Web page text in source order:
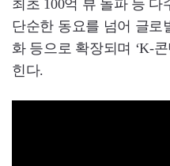
최초 100억 뷰 돌파 등
단순한 동요를 넘어 글로
화 등으로 확장되며 ‘K-
힌다.